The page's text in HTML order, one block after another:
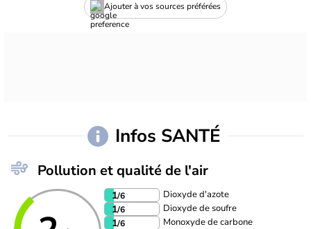
Ajouter à vos sources préférées
Infos SANTÉ
Pollution et qualité de l'air
1/6 Dioxyde d'azote
1/6 Dioxyde de soufre
1/6 Monoxyde de carbone